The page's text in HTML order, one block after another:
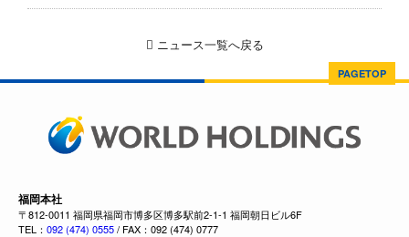
ニュース一覧へ戻る
PAGETOP
福岡本社
〒812-0011 福岡県福岡市博多区博多駅前2-1-1 福岡朝日ビル6F
TEL： 092 (474) 0555/ FAX：092 (474) 0777